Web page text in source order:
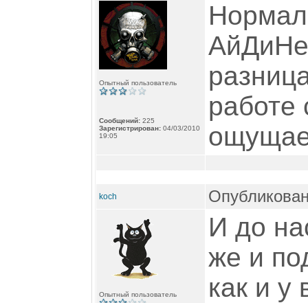
Опытный пользователь
Сообщений: 225
Зарегистрирован: 04/03/2010
19:05
работе
koch
Опытный пользователь
И до
же и
как и у